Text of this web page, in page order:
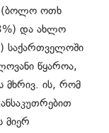
(ბოლო ოთხ
და ახლო
საქართველოში
წყაროა,
მხრივ. ის, რომ
მიერ